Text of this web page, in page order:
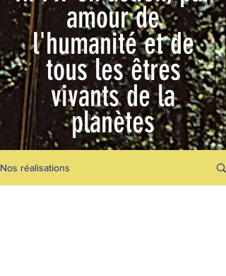
amour de
l'humanité et de
tous les êtres
vivants de la
planètes
Nos réalisations